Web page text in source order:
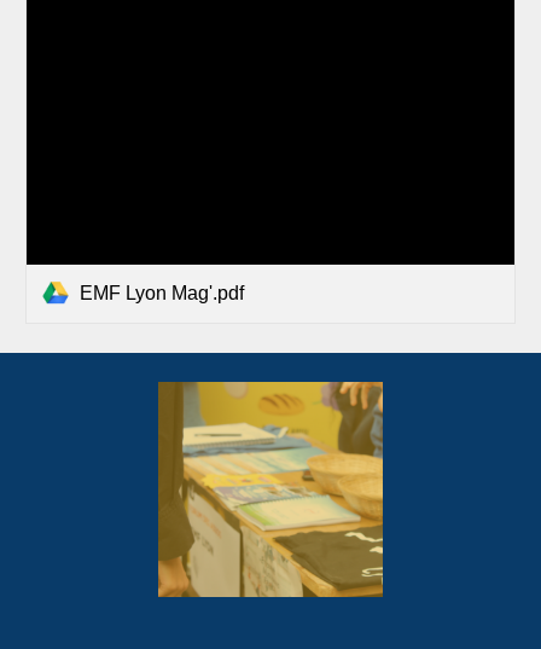
EMF Lyon Mag'.pdf